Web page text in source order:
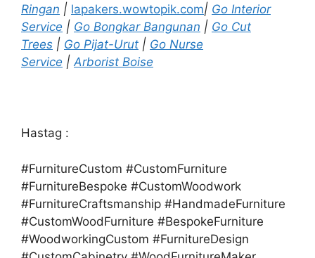
Ringan | lapakers.wowtopik.com| Go Interior
Service | Go Bongkar Bangunan | Go Cut
Trees | Go Pijat-Urut | Go Nurse
Service | Arborist Boise
Hastag :
#FurnitureCustom #CustomFurniture
#FurnitureBespoke #CustomWoodwork
#FurnitureCraftsmanship #HandmadeFurniture
#CustomWoodFurniture #BespokeFurniture
#WoodworkingCustom #FurnitureDesign